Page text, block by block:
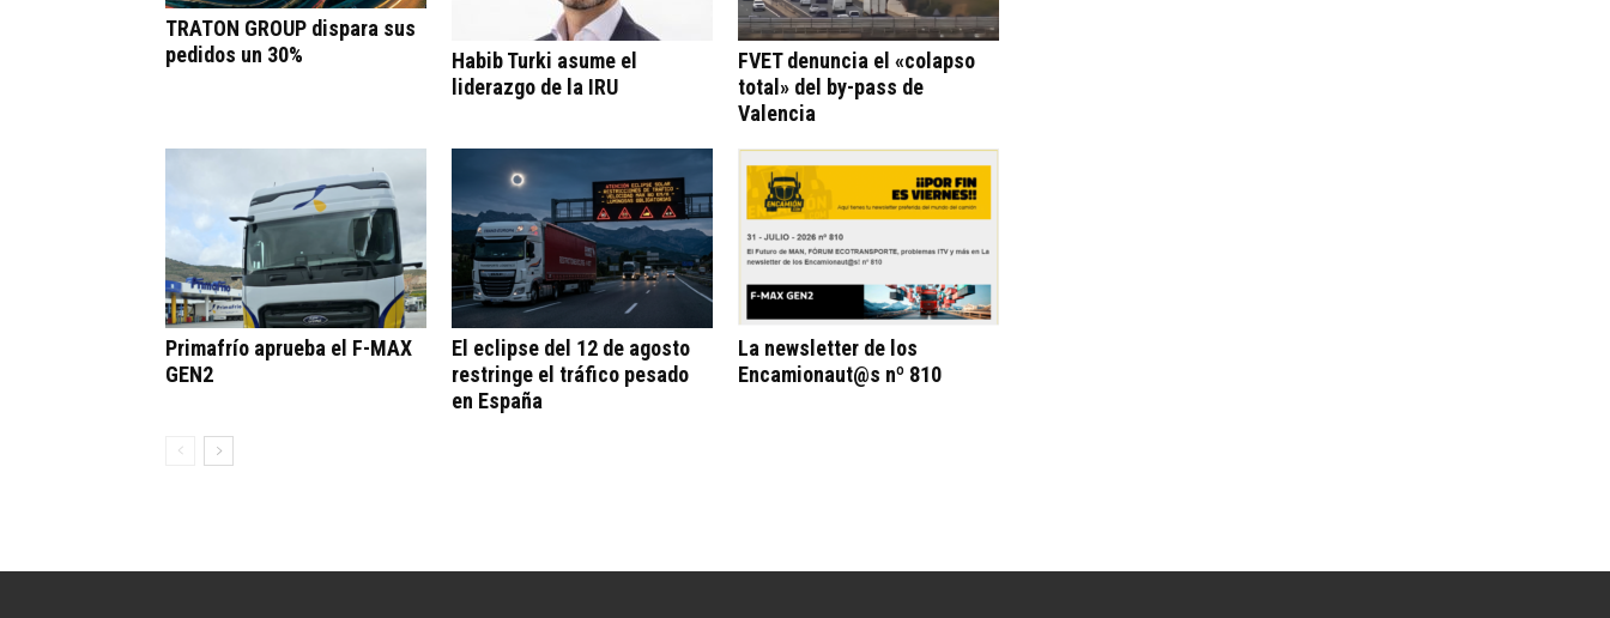
TRATON GROUP dispara sus
pedidos un 30%
Habib Turki asume el
liderazgo de la IRU
FVET denuncia el «colapso
total» del by-pass de
Valencia
Primafrío aprueba el F-MAX
GEN2
El eclipse del 12 de agosto
restringe el tráfico pesado
en España
La newsletter de los
Encamionaut@s nº 810